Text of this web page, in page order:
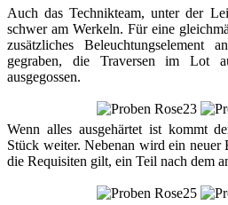
Auch das Technikteam, unter der
schwer am Werkeln. Für eine
zusätzliches Beleuchtungselement
gegraben, die Traversen im Lot
ausgegossen.
Wenn alles ausgehärtet ist kommt
Stück weiter. Nebenan wird ein neuer
die Requisiten gilt, ein Teil nach dem